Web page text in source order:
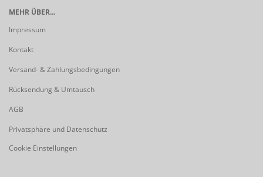
MEHR ÜBER...
Impressum
Kontakt
Versand- & Zahlungsbedingungen
Rücksendung & Umtausch
AGB
Privatsphäre und Datenschutz
Cookie Einstellungen